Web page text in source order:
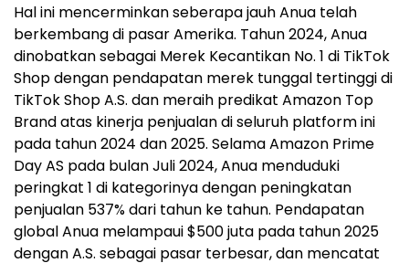
Hal ini mencerminkan seberapa jauh Anua telah
berkembang di pasar Amerika. Tahun 2024, Anua
dinobatkan sebagai Merek Kecantikan No. 1 di TikTok
Shop dengan pendapatan merek tunggal tertinggi di
TikTok Shop A.S. dan meraih predikat Amazon Top
Brand atas kinerja penjualan di seluruh platform ini
pada tahun 2024 dan 2025. Selama Amazon Prime
Day AS pada bulan Juli 2024, Anua menduduki
peringkat 1 di kategorinya dengan peningkatan
penjualan 537% dari tahun ke tahun. Pendapatan
global Anua melampaui $500 juta pada tahun 2025
dengan A.S. sebagai pasar terbesar, dan mencatat